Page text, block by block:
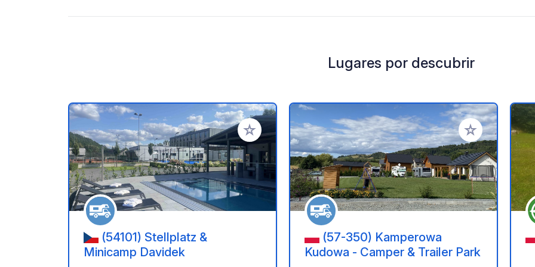
Lugares por descubrir
Añadir a tus favoritos
(54101) Stellplatz &
Minicamp Davidek
Añadir a tus
(57-350) Kamperowa
Kudowa - Camper & Trailer Park